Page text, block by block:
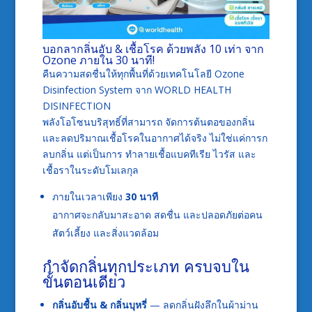
บอกลากลิ่นอับ & เชื้อโรค ด้วยพลัง 10 เท่า จาก
Ozone ภายใน 30 นาที!
คืนความสดชื่นให้ทุกพื้นที่ด้วยเทคโนโลยี Ozone
Disinfection System จาก WORLD HEALTH
DISINFECTION
พลังโอโซนบริสุทธิ์ที่สามารถ จัดการต้นตอของกลิ่น
และลดปริมาณเชื้อโรคในอากาศได้จริง ไม่ใช่แค่การก
ลบกลิ่น แต่เป็นการ ทำลายเชื้อแบคทีเรีย ไวรัส และ
เชื้อราในระดับโมเลกุล
ภายในเวลาเพียง 30 นาที
อากาศจะกลับมาสะอาด สดชื่น และปลอดภัยต่อคน
สัตว์เลี้ยง และสิ่งแวดล้อม
กำจัดกลิ่นทุกประเภท ครบจบใน
ขั้นตอนเดียว
กลิ่นอับชื้น & กลิ่นบุหรี่— ลดกลิ่นฝังลึกในผ้าม่าน